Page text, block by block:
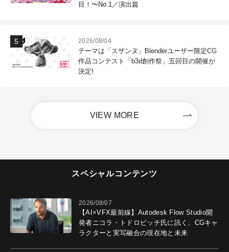
目！〜No.1／演出篇
2026/08/04
テーマは「スザンヌ」Blenderユーザー限定CG
作品コンテスト「b3d創作祭」五回目の開催が
決定!
VIEW MORE
スペシャルコンテンツ
2026/08/07
【AI×VFX最前線】Autodesk Flow Studio開
発者ニコラ・トドロビッチ氏に訊く、CGキャ
ラクターと実写融合の現在地と未来